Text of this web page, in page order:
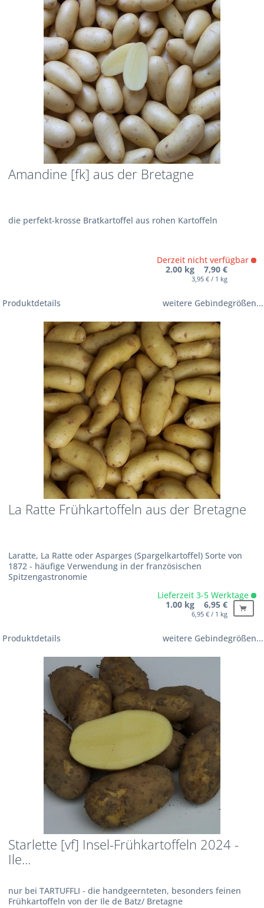
Amandine [fk] aus der Bretagne
die perfekt-krosse Bratkartoffel aus rohen Kartoffeln
Derzeit nicht verfügbar
2.00 kg 7,90 €
3,95 € / 1 kg
Produktdetails weitere Gebindegrößen...
La Ratte Frühkartoffeln aus der Bretagne
Laratte, La Ratte oder Asparges (Spargelkartoffel) Sorte von
1872 - häufige Verwendung in der französischen
Spitzengastronomie
Lieferzeit 3-5 Werktage
1.00 kg 6,95 €
6,95 € / 1 kg
Produktdetails weitere Gebindegrößen...
Starlette [vf] Insel-Frühkartoffeln 2024 -
Ile...
nur bei TARTUFFLI - die handgeernteten, besonders feinen
Frühkartoffeln von der Ile de Batz/ Bretagne